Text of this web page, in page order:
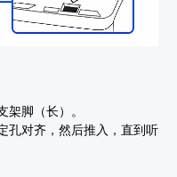
架脚（长）。
孔对齐，然后推入，直到听